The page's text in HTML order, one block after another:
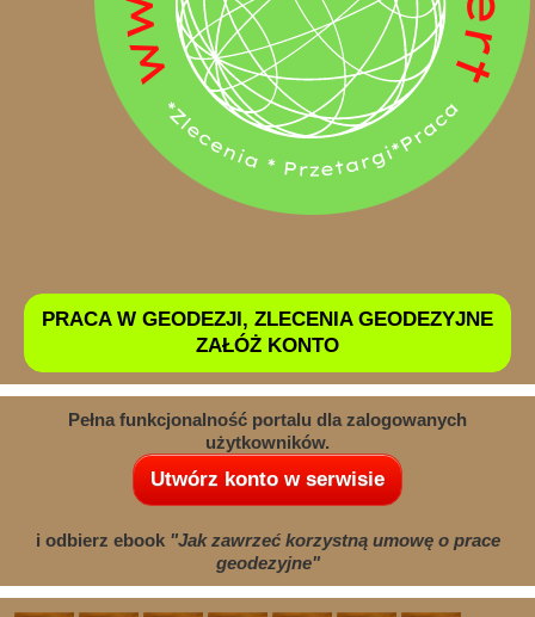
PRACA W GEODEZJI, ZLECENIA GEODEZYJNE
ZAŁÓŻ KONTO
Pełna funkcjonalność portalu dla zalogowanych
użytkowników.
Utwórz konto w serwisie
i odbierz ebook "Jak zawrzeć korzystną umowę o prace
geodezyjne"